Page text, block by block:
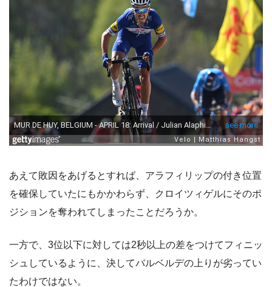
あえて敗因をあげるとすれば、アラフィリップの付き位置
を確保していたにもかかわらず、クロイツィゲルにそのポ
ジションを奪われてしまったことだろうか。
一方で、3位以下に対しては2秒以上の差をつけてフィニッ
シュしているように、決してバルベルデの上りが劣ってい
たわけではない。